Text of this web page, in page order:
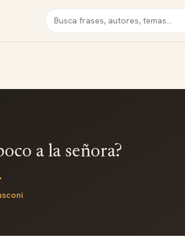
Buscar
a la señora?